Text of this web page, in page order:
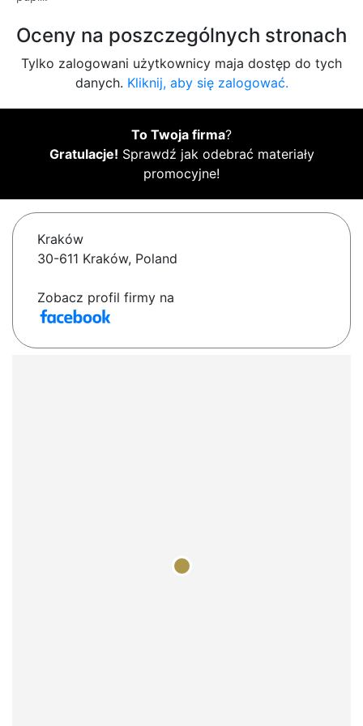
Oceny na poszczególnych stronach
Tylko zalogowani użytkownicy maja dostęp do tych
danych. Kliknij, aby się zalogować.
To Twoja firma?
Gratulacje! Sprawdź jak odebrać materiały
promocyjne!
Kraków
30-611 Kraków, Poland
Zobacz profil firmy na